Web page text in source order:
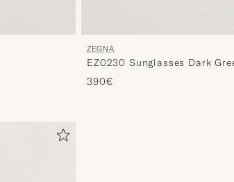
ZEGNA
EZ0230 Sunglasses Dark
390€